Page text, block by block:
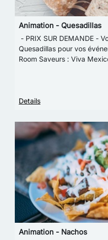
Animation - Quesadillas
- PRIX SUR DEMANDE -
Quesadillas pour vos
Room Saveurs : Viva
Details
Animation - Nachos